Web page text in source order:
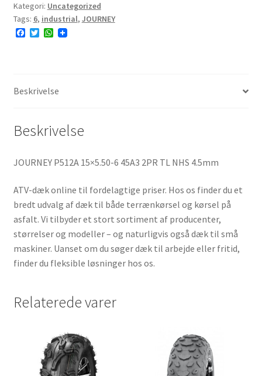
2PR
TL
NHS
Kategori: Uncategorized
Tags: 6, industrial, JOURNEY
F
o
T
r
W
p
Beskrivelse
Beskrivelse
JOURNEY P512A 15×5.50-6 45A3 2PR TL NHS 4.5mm
ATV-dæk online til fordelagtige priser. Hos os finder du et
bredt udvalg af dæk til både terrænkørsel og kørsel på
asfalt. Vi tilbyder et stort sortiment af producenter,
størrelser og modeller – og naturligvis også dæk til små
maskiner. Uanset om du søger dæk til arbejde eller fritid,
finder du fleksible løsninger hos os.
Relaterede varer